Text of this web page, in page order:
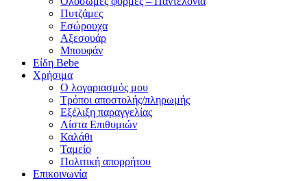
Πυτζάμες
Εσώρουχα
Αξεσουάρ
Μπουφάν
Είδη Bebe
Χρήσιμα
Ο λογαριασμός μου
Τρόποι αποστολής/πληρωμής
Εξέλιξη παραγγελίας
Λίστα Επιθυμιών
Καλάθι
Ταμείο
Πολιτική απορρήτου
Επικοινωνία